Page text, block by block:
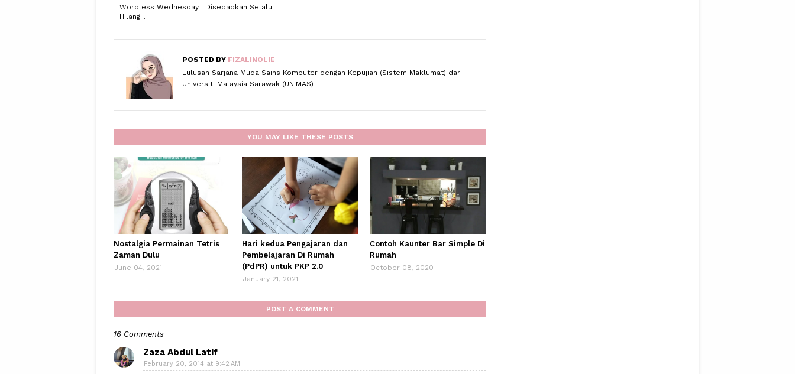
Wordless Wednesday | Disebabkan Selalu
Hilang...
POSTED BY FIZALINOLIE
Lulusan Sarjana Muda Sains Komputer dengan Kepujian (Sistem Maklumat) dari
Universiti Malaysia Sarawak (UNIMAS)
YOU MAY LIKE THESE POSTS
Nostalgia Permainan Tetris
Zaman Dulu
June 04, 2021
Hari kedua Pengajaran dan
Pembelajaran Di Rumah
(PdPR) untuk PKP 2.0
January 21, 2021
Contoh Kaunter Bar Simple Di
Rumah
October 08, 2020
POST A COMMENT
16 Comments
Zaza Abdul Latif
February 20, 2014 at 9:42 AM